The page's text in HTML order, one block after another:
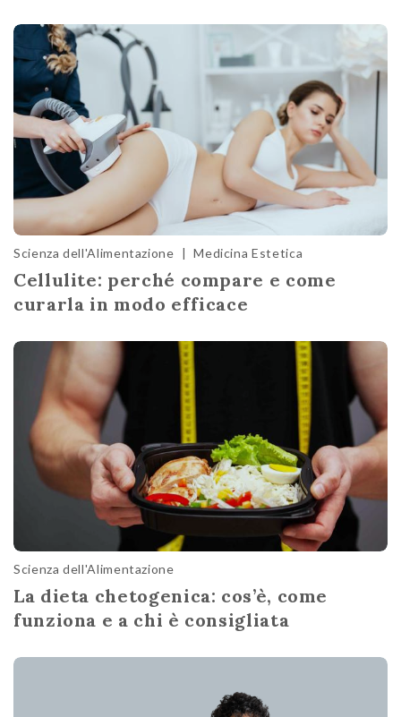
Scienza dell'Alimentazione | Medicina Estetica
Cellulite: perché compare e come
curarla in modo efficace
Scienza dell'Alimentazione
La dieta chetogenica: cos’è, come
funziona e a chi è consigliata